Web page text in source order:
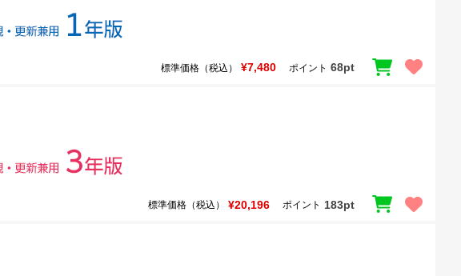
標準価格（税込） ¥7,480 ポイント 68pt
標準価格（税込） ¥20,196 ポイント 183pt